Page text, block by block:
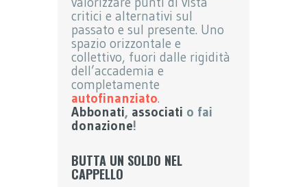
critici e alternativi sul
passato e sul presente. Uno
spazio orizzontale e
collettivo, fuori dalle rigidità
dell’accademia e
completamente
autofinanziato.
Abbonati, associati o fai
donazione!
BUTTA UN SOLDO NEL
CAPPELLO